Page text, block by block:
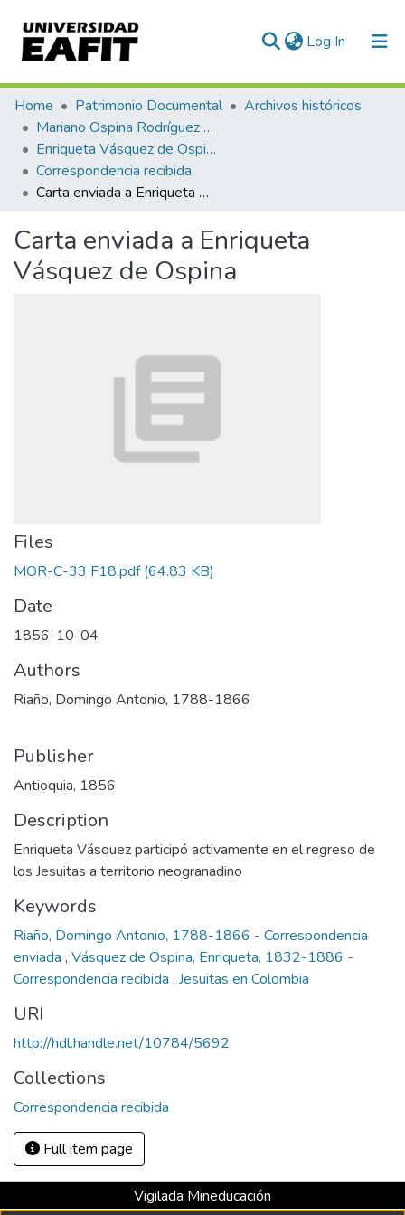
Log In (current)
Communities & Collections
All of DSpace
Statistics
Home Patrimonio Documental
Archivos históricos
Mariano Ospina Rodríguez (1826 -1912)
Enriqueta Vásquez de Ospina
Correspondencia recibida
Carta enviada a Enriqueta Vásquez de Ospina
Carta enviada a Enriqueta
Vásquez de Ospina
Files
MOR-C-33 F18.pdf(64.83 KB)
Date
1856-10-04
Authors
Riaño, Domingo Antonio, 1788-1866
Publisher
Antioquia, 1856
Description
Enriqueta Vásquez participó activamente en el regreso de
los Jesuitas a territorio neogranadino
Keywords
Riaño, Domingo Antonio, 1788-1866 - Correspondencia
enviada , Vásquez de Ospina, Enriqueta, 1832-1886 -
Correspondencia recibida , Jesuitas en Colombia
URI
http://hdl.handle.net/10784/5692
Collections
Correspondencia recibida
Full item page
Vigilada Mineducación